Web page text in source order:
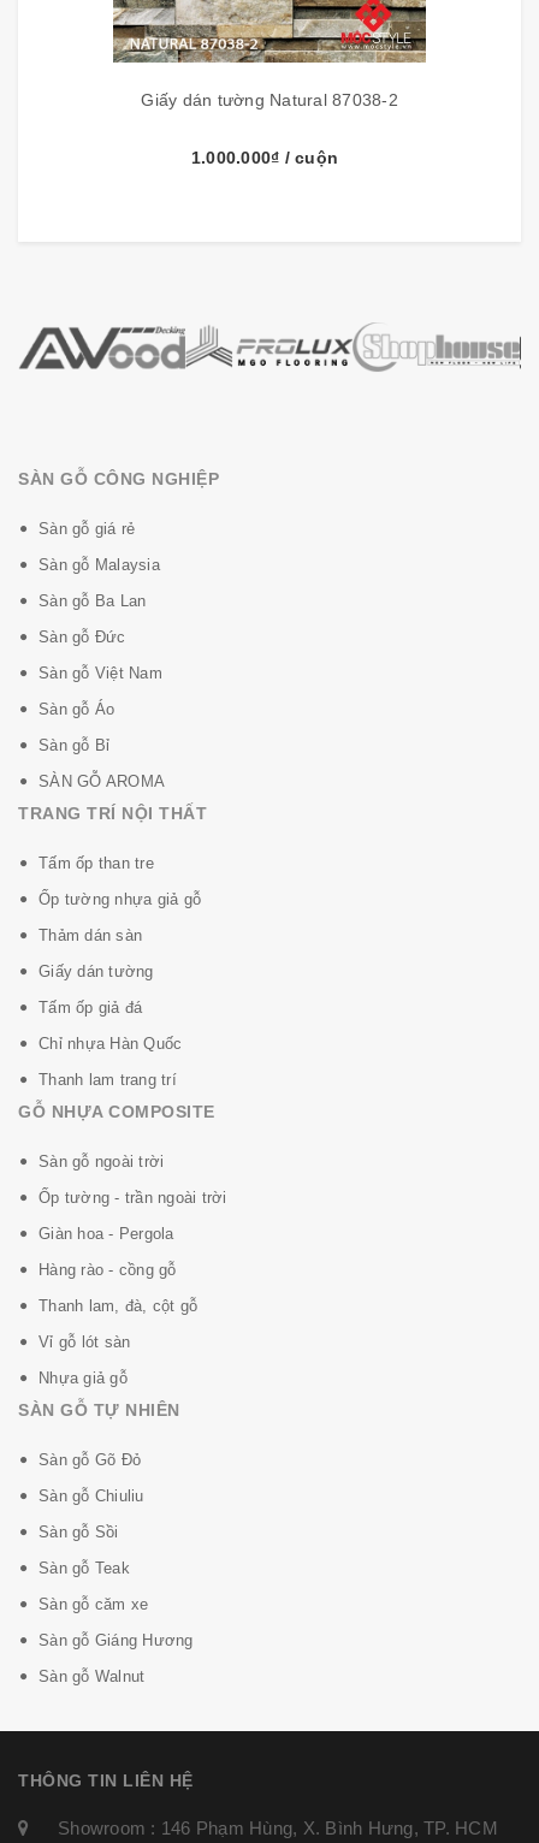
Giấy dán tường Natural 87038-2
1.000.000₫ / cuộn
SÀN GỖ CÔNG NGHIỆP
Sàn gỗ giá rẻ
Sàn gỗ Malaysia
Sàn gỗ Ba Lan
Sàn gỗ Đức
Sàn gỗ Việt Nam
Sàn gỗ Áo
Sàn gỗ Bỉ
SÀN GỖ AROMA
TRANG TRÍ NỘI THẤT
Tấm ốp than tre
Ốp tường nhựa giả gỗ
Thảm dán sàn
Giấy dán tường
Tấm ốp giả đá
Chỉ nhựa Hàn Quốc
Thanh lam trang trí
GỖ NHỰA COMPOSITE
Sàn gỗ ngoài trời
Ốp tường - trần ngoài trời
Giàn hoa - Pergola
Hàng rào - cồng gỗ
Thanh lam, đà, cột gỗ
Vỉ gỗ lót sàn
Nhựa giả gỗ
SÀN GỖ TỰ NHIÊN
Sàn gỗ Gõ Đỏ
Sàn gỗ Chiuliu
Sàn gỗ Sồi
Sàn gỗ Teak
Sàn gỗ căm xe
Sàn gỗ Giáng Hương
Sàn gỗ Walnut
THÔNG TIN LIÊN HỆ
Showroom : 146 Phạm Hùng, X. Bình Hưng, TP. HCM